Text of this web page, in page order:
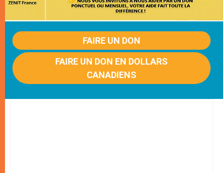
FAIRE UN DON
FAIRE UN DON EN DOLLARS
CANADIENS